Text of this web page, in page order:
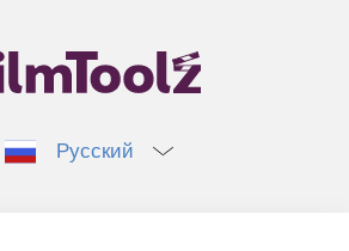
Русский